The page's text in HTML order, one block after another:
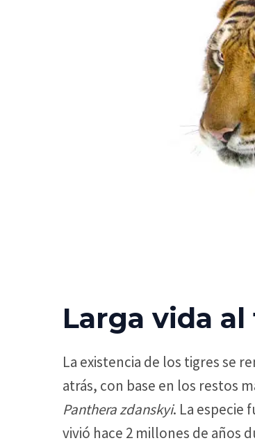
Larga vida
La existencia de los tigres se
atrás, con base en los restos
Panthera zdanskyi. La especie
vivió hace 2 millones de años